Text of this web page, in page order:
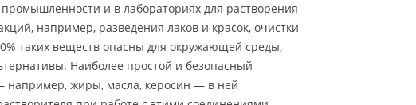
и в лабораториях для растворения
например, разведения лаков и красок, очистки
таких веществ опасны для окружающей среды,
Наиболее простой и безопасный
например, жиры, масла, керосин — в ней